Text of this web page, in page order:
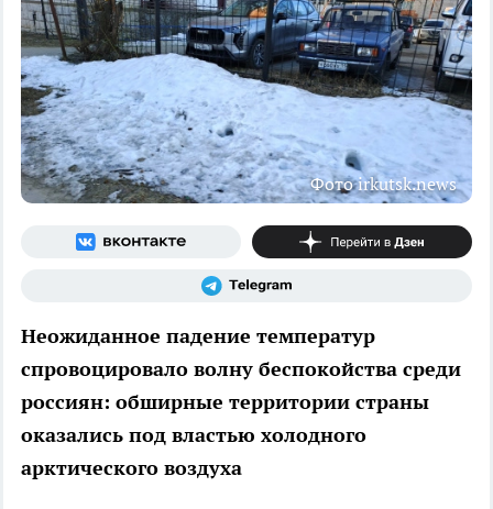
Фото irkutsk.news
Неожиданное падение температур
спровоцировало волну беспокойства среди
россиян: обширные территории страны
оказались под властью холодного
арктического воздуха